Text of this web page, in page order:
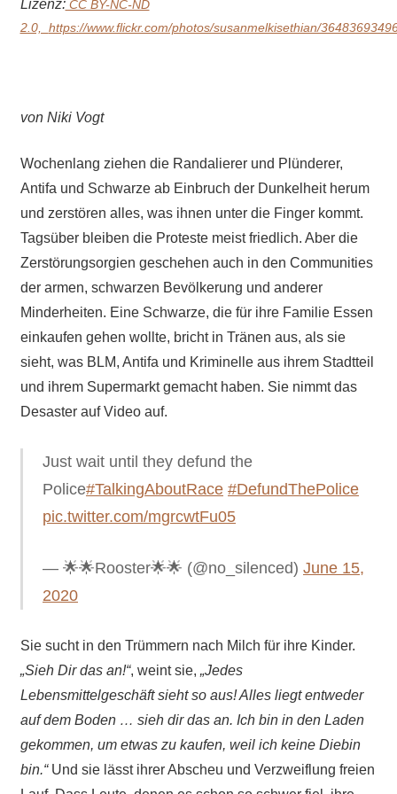
Lizenz:CC BY-NC-ND
2.0, https://www.flickr.com/photos/susanmelkisethian/
von Niki Vogt
Wochenlang ziehen die Randalierer und Plünderer,
Antifa und Schwarze ab Einbruch der Dunkelheit herum
und zerstören alles, was ihnen unter die Finger kommt.
Tagsüber bleiben die Proteste meist friedlich. Aber die
Zerstörungsorgien geschehen auch in den Communities
der armen, schwarzen Bevölkerung und anderer
Minderheiten. Eine Schwarze, die für ihre Familie Essen
einkaufen gehen wollte, bricht in Tränen aus, als sie
sieht, was BLM, Antifa und Kriminelle aus ihrem Stadtteil
und ihrem Supermarkt gemacht haben. Sie nimmt das
Desaster auf Video auf.
Just wait until they defund the
Police#TalkingAboutRace #DefundThePolice
pic.twitter.com/mgrcwtFu05
— 🌟🌟Rooster🌟🌟 (@no_silenced) June 15,
2020
Sie sucht in den Trümmern nach Milch für ihre Kinder.
„Sieh Dir das an!“, weint sie, „Jedes
Lebensmittelgeschäft sieht so aus! Alles liegt entweder
auf dem Boden … sieh dir das an. Ich bin in den Laden
gekommen, um etwas zu kaufen, weil ich keine Diebin
bin.“ Und sie lässt ihrer Abscheu und Verzweiflung freien